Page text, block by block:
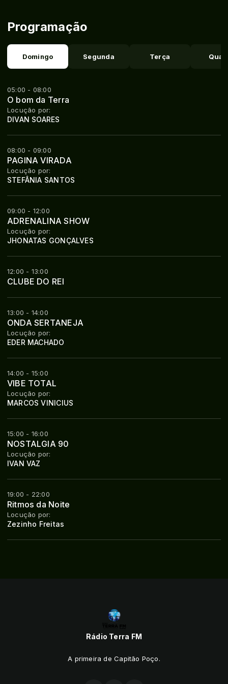
Programação
Domingo Segunda Terça
05:00 - 08:00
O bom da Terra
Locução por:
DIVAN SOARES
08:00 - 09:00
PAGINA VIRADA
Locução por:
STEFÂNIA SANTOS
09:00 - 12:00
ADRENALINA SHOW
Locução por:
JHONATAS GONÇALVES
12:00 - 13:00
CLUBE DO REI
13:00 - 14:00
ONDA SERTANEJA
Locução por:
EDER MACHADO
14:00 - 15:00
VIBE TOTAL
Locução por:
MARCOS VINICIUS
15:00 - 16:00
NOSTALGIA 90
Locução por:
IVAN VAZ
19:00 - 22:00
Ritmos da Noite
Locução por:
Zezinho Freitas
Rádio Terra FM
A primeira de Capitão Poço.